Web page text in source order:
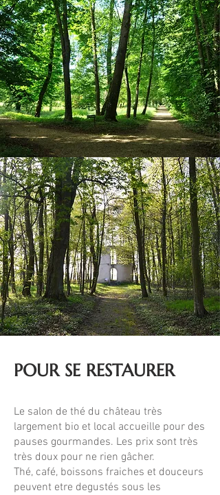
POUR SE RESTAURER
Le salon de thé du château très
largement bio et local accueille pour des
pauses gourmandes. Les prix sont très
très doux pour ne rien gâcher.
Thé, café, boissons fraiches et douceurs
peuvent etre degustés sous les